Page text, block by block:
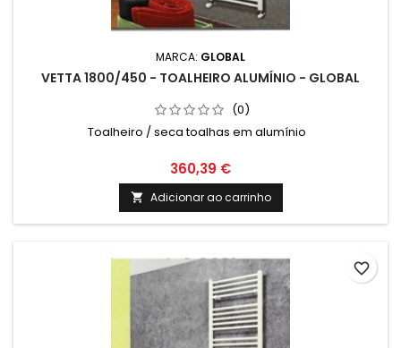
MARCA: GLOBAL
VETTA 1800/450 - TOALHEIRO ALUMÍNIO - GLOBAL
(0)
Toalheiro / seca toalhas em alumínio
360,39 €
 Adicionar ao carrinho
favorite_border